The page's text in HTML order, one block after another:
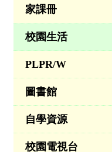
家課冊
校園生活
PLPR/W
圖書館
自學資源
校園電視台